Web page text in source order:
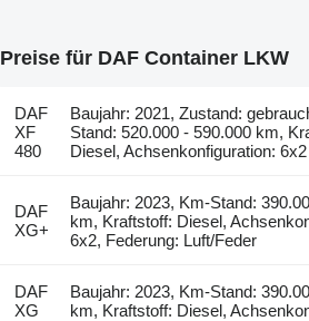
Preise für DAF Container LKW
DAF
XF
480
Baujahr: 2021, Zustand:
Stand: 520.000 - 590.000 km,
Diesel, Achsenkonfiguration: 6x2
DAF
XG+
Baujahr: 2023, Km-Stand:
km, Kraftstoff: Diesel,
6x2, Federung: Luft/Feder
DAF
XG
Baujahr: 2023, Km-Stand:
km, Kraftstoff: Diesel,